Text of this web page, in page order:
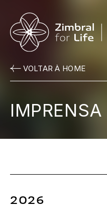
VOLTAR À HOME
IMPRENSA
2026